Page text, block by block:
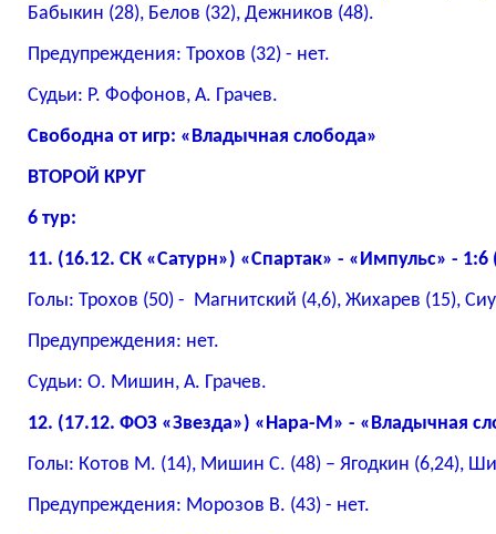
Бабыкин (28), Белов (32), Дежников (48).
Предупреждения: Трохов (32) - нет.
Судьи: Р. Фофонов, А. Грачев.
Свободна от игр: «Владычная слобода»
ВТОРОЙ КРУГ
6 тур:
11. (16.12. СК «Сатурн») «Спартак» - «Импульс» - 1:6
Голы: Трохов (50) - Магнитский (4,6), Жихарев (15),
Предупреждения: нет.
Судьи: О. Мишин, А. Грачев.
12. (17.12. ФОЗ «Звезда») «Нара-М» - «Владычная
Голы: Котов М. (14), Мишин С. (48) – Ягодкин (6,24),
Предупреждения: Морозов В. (43) - нет.